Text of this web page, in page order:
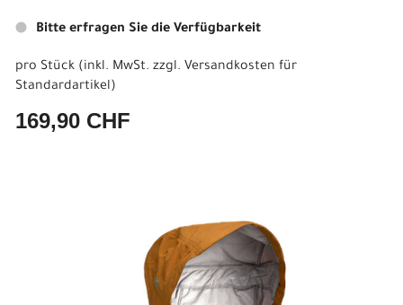
Bitte erfragen Sie die Verfügbarkeit
pro Stück (inkl. MwSt. zzgl. Versandkosten für
Standardartikel)
169,90 CHF